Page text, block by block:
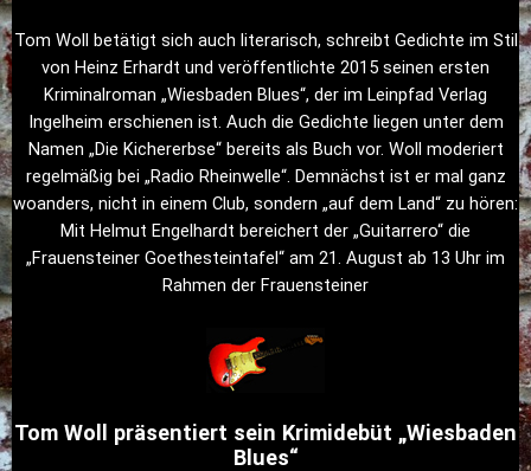
Tom Woll betätigt sich auch literarisch, schreibt Gedichte im Stil
von Heinz Erhardt und veröffentlichte 2015 seinen ersten
Kriminalroman „Wiesbaden Blues“, der im Leinpfad Verlag
Ingelheim erschienen ist. Auch die Gedichte liegen unter dem
Namen „Die Kichererbse“ bereits als Buch vor. Woll moderiert
regelmäßig bei „Radio Rheinwelle“. Demnächst ist er mal ganz
woanders, nicht in einem Club, sondern „auf dem Land“ zu hören:
Mit Helmut Engelhardt bereichert der „Guitarrero“ die
„Frauensteiner Goethesteintafel“ am 21. August ab 13 Uhr im
Rahmen der Frauensteiner
Tom Woll präsentiert sein Krimidebüt „Wiesbaden
Blues“